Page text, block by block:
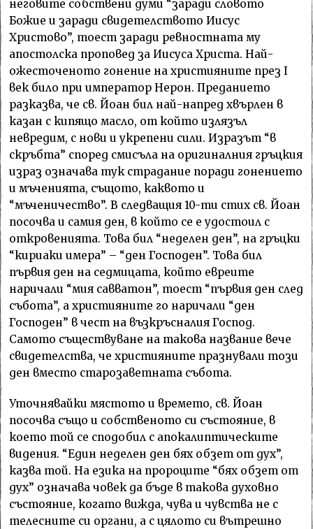
неговите собствени думи “заради словото
Божие и заради свидетелството Иисус
Христово”, тоест заради ревностната му
апостолска проповед за Иисуса Христа. Най-
ожесточеното гонение на християните през I
век било при император Нерон. Преданието
разказва, че св. Йоан бил най-напред хвърлен в
казан с кипящо масло, от който излязъл
невредим, с нови и укрепени сили. Изразът “в
скръбта” според смисъла на оригиналния гръцкия
израз означава тук страдание поради гонението
и мъченията, същото, каквото и
“мъченичество”. В следващия 10-ти стих св. Йоан
посочва и самия ден, в който се е удостоил с
откровенията. Това бил “неделен ден”, на гръцки
“кириаки имера” – “ден Господен”. Това бил
първия ден на седмицата, който евреите
наричали “мия савватон”, тоест “първия ден след
събота”, а християните го наричали “ден
Господен” в чест на възкръсналия Господ.
Самото съществуване на такова название вече
свидетелства, че християните празнували този
ден вместо старозаветната събота.
Уточнявайки мястото и времето, св. Йоан
посочва също и собственото си състояние, в
което той се сподобил с апокалиптическите
видения. “Един неделен ден бях обзет от дух”,
казва той. На езика на пророците “бях обзет от
дух” означава човек да бъде в такова духовно
състояние, когато вижда, чува и чувства не с
телесните си органи, а с цялото си вътрешно